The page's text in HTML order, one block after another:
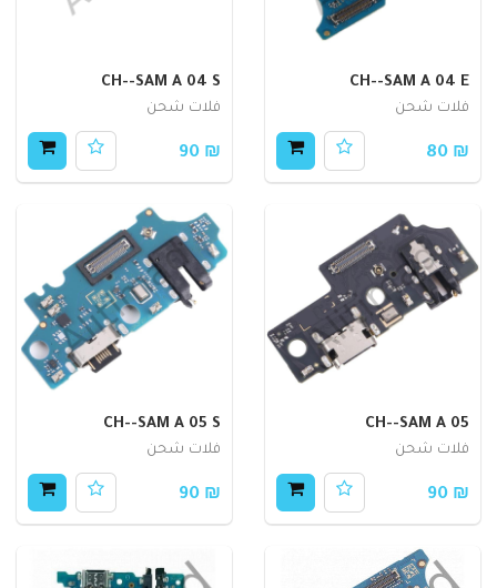
CH--SAM A 04 E
فلات شحن
₪ 80
CH--SAM A 04 S
فلات شحن
₪ 90
CH--SAM A 05
فلات شحن
₪ 90
CH--SAM A 05 S
فلات شحن
₪ 90